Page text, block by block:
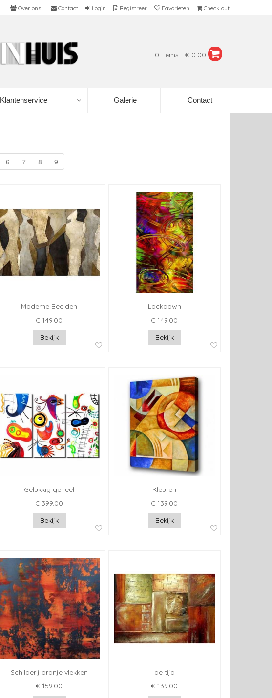
Over ons Contact Login Registreer Favorieten Check out
0 items - € 0.00
Klantenservice Galerie Contact
6 7 8 9
Moderne Beelden
€ 149.00
Bekijk
Lockdown
€ 149.00
Bekijk
Gelukkig geheel
€ 399.00
Bekijk
Kleuren
€ 139.00
Bekijk
Schilderij oranje vlekken
€ 159.00
de tijd
€ 139.00